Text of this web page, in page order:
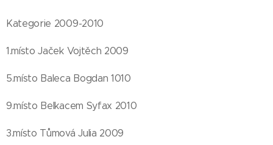
Kategorie 2009-2010
1.místo Jaček Vojtěch 2009
5.místo Baleca Bogdan 1010
9.místo Belkacem Syfax 2010
3.místo Tůmová Julia 2009